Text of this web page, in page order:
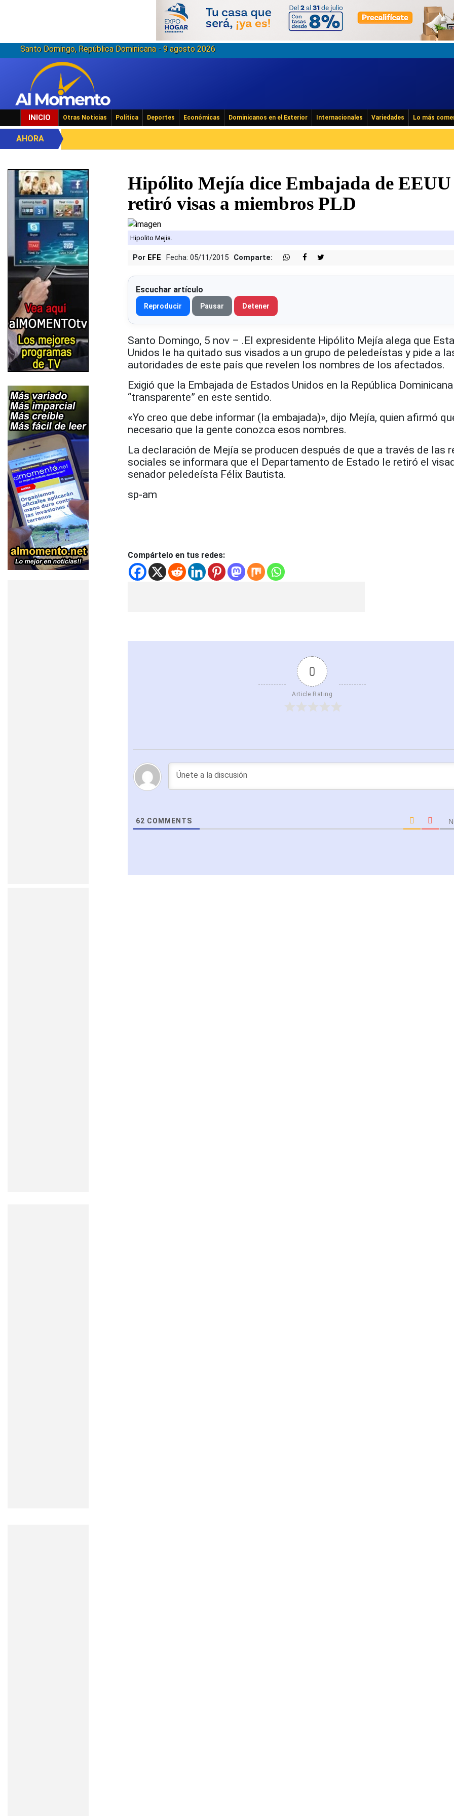
Santo Domingo, República Dominicana - 9 agosto 2026
INICIO Otras Noticias Política Deportes Económicas Dominicanos en el Exterior Internacionales Variedades Lo más
AHORA
Hipólito Mejía dice Embajada de EEUU
retiró visas a miembros PLD
Hipolito Mejia.
Por EFE Fecha: 05/11/2015 Comparte:
Escuchar artículo
Reproducir Pausar Detener
Santo Domingo, 5 nov – .El expresidente Hipólito Mejía alega que
Unidos le ha quitado sus visados a un grupo de peledeístas y pide a
autoridades de este país que revelen los nombres de los afectados.
Exigió que la Embajada de Estados Unidos en la República
“transparente” en este sentido.
«Yo creo que debe informar (la embajada)», dijo Mejía, quien afirmó
necesario que la gente conozca esos nombres.
La declaración de Mejía se producen después de que a través de las
sociales se informara que el Departamento de Estado le retiró el
senador peledeísta Félix Bautista.
sp-am
Compártelo en tus redes:
0
Article Rating
62 COMMENTS